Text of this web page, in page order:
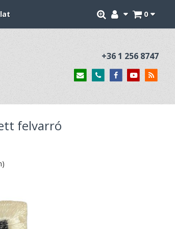
0
+36 1 256 8747
felvarró